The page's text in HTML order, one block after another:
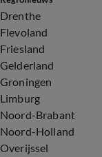
Drenthe
Flevoland
Friesland
Gelderland
Groningen
Limburg
Noord-Brabant
Noord-Holland
Overijssel